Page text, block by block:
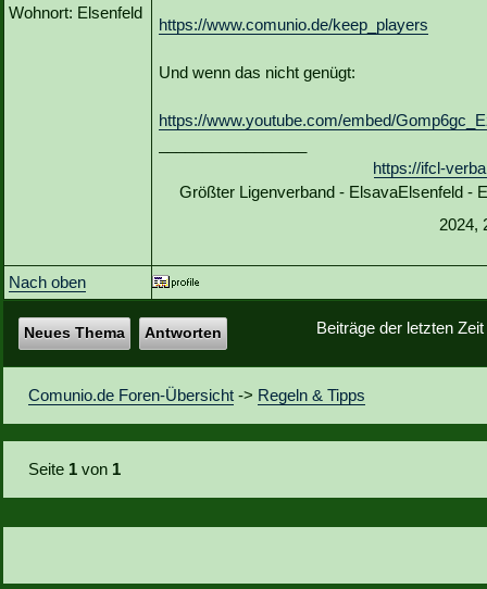
Wohnort: Elsenfeld
https://www.comunio.de/keep_players
Und wenn das nicht genügt:
https://www.youtube.com/embed/
https://ifcl-
Größter Ligenverband - ElsavaElsenfeld -
2024,
Nach oben
Beiträge der letzten
Neues Thema Antworten
Comunio.de Foren-Übersicht -> Regeln & Tipps
Seite 1 von 1